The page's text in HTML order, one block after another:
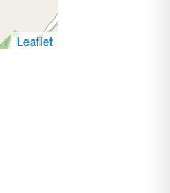
Leaflet